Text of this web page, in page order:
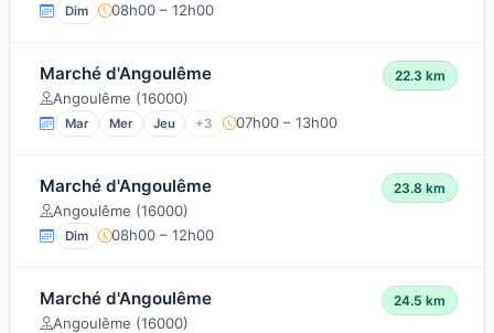
Dim 08h00 – 12h00
Marché d'Angoulême
Angoulême (16000)
22.3 km
Mar Mer Jeu +3 07h00 – 13h00
Marché d'Angoulême
Angoulême (16000)
23.8 km
Dim 08h00 – 12h00
Marché d'Angoulême
Angoulême (16000)
24.5 km